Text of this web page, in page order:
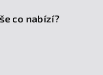
co nabízí?